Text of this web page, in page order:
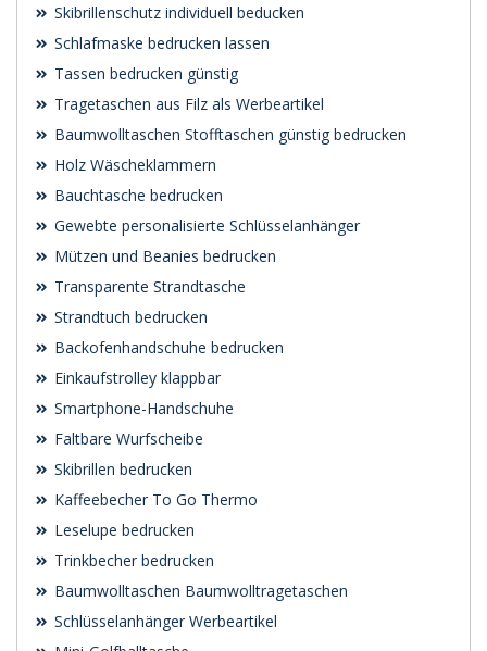
Skibrillenschutz individuell beducken
Schlafmaske bedrucken lassen
Tassen bedrucken günstig
Tragetaschen aus Filz als Werbeartikel
Baumwolltaschen Stofftaschen günstig bedrucken
Holz Wäscheklammern
Bauchtasche bedrucken
Gewebte personalisierte Schlüsselanhänger
Mützen und Beanies bedrucken
Transparente Strandtasche
Strandtuch bedrucken
Backofenhandschuhe bedrucken
Einkaufstrolley klappbar
Smartphone-Handschuhe
Faltbare Wurfscheibe
Skibrillen bedrucken
Kaffeebecher To Go Thermo
Leselupe bedrucken
Trinkbecher bedrucken
Baumwolltaschen Baumwolltragetaschen
Schlüsselanhänger Werbeartikel